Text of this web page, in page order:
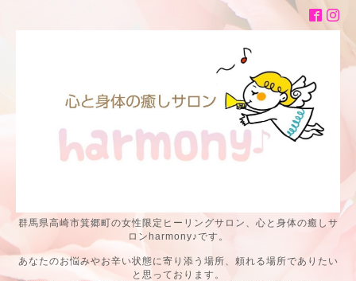
群馬県高崎市箕郷町の女性限定ヒーリングサロン、心と身体の癒しサ
ロンharmony♪です。
あなたのお悩みやお辛い状態に寄り添う場所、頼れる場所でありたい
と思っております。